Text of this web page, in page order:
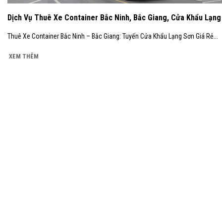
Dịch Vụ Thuê Xe Container Bắc Ninh, Bắc Giang, Cửa Khẩu
Thuê Xe Container Bắc Ninh – Bắc Giang: Tuyến Cửa Khẩu Lạng Sơn Giá Rẻ...
XEM THÊM